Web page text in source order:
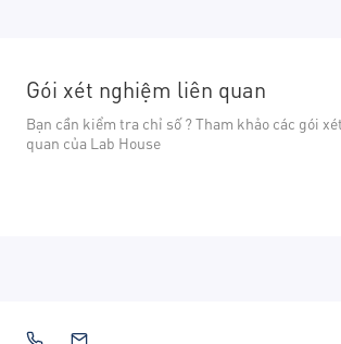
Gói xét nghiệm liên quan
Bạn cần kiểm tra chỉ số ? Tham khảo các gói
quan của Lab House